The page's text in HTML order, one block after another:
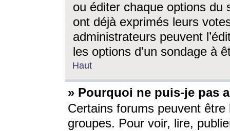
ou éditer chaque options du
ont déjà exprimés leurs
administrateurs peuvent
les options d’un sondage à
Haut
» Pourquoi ne puis-je pas
Certains forums peuvent être
groupes. Pour voir, lire,